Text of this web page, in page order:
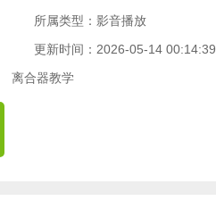
所属类型：影音播放
更新时间：2026-05-14 00:14:39
离合器教学